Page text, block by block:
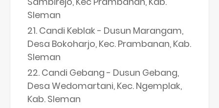
Sleman
Candi Keblak - Dusun Marangam,
Desa Bokoharjo, Kec. Prambanan, Kab.
Sleman
Candi Gebang - Dusun Gebang,
Desa Wedomartani, Kec. Ngemplak,
Kab. Sleman